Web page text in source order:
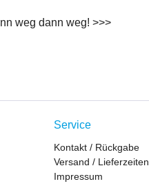
weg dann weg! >>>
Service
Kontakt / Rückgabe
Versand / Lieferzeiten
Impressum